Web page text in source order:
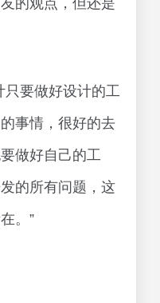
的观点，但还是
只要做好设计的工
事情，很好的去
做好自己的工
的所有问题，这
。”